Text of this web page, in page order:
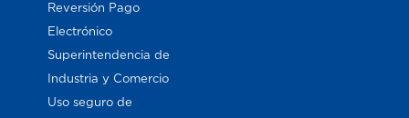
Reversión Pago
Electrónico
Superintendencia de
Industria y Comercio
Uso seguro de